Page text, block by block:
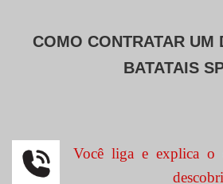
COMO CONTRATAR UM
BATATAIS
Você liga e explica o